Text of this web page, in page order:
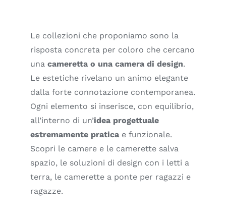
Le collezioni che proponiamo sono la
risposta concreta per coloro che cercano
una cameretta o una camera di design.
Le estetiche rivelano un animo elegante
dalla forte connotazione contemporanea.
Ogni elemento si inserisce, con equilibrio,
all’interno di un’idea progettuale
estremamente pratica e funzionale.
Scopri le camere e le camerette salva
spazio, le soluzioni di design con i letti a
terra, le camerette a ponte per ragazzi e
ragazze.